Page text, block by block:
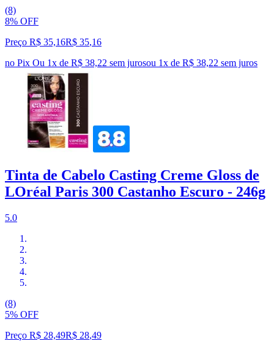
(8)
8% OFF
Preço R$ 35,16R$ 35,16
no Pix Ou 1x de R$ 38,22 sem jurosou 1x de R$ 38,22 sem juros
Tinta de Cabelo Casting Creme Gloss de
LOréal Paris 300 Castanho Escuro - 246g
5.0
(8)
5% OFF
Preço R$ 28,49R$ 28,49